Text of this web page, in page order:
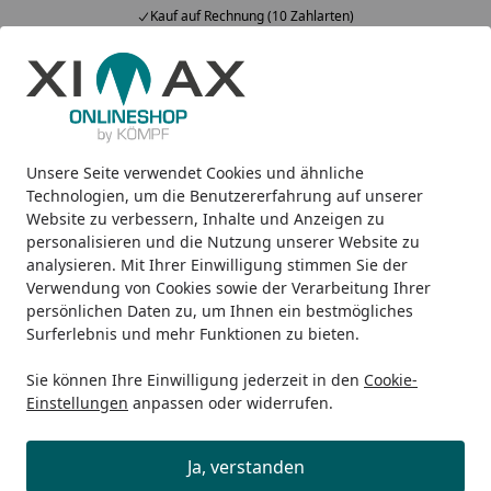
Unsere Seite verwendet Cookies und ähnliche
Technologien, um die Benutzererfahrung auf unserer
Website zu verbessern, Inhalte und Anzeigen zu
personalisieren und die Nutzung unserer Website zu
analysieren. Mit Ihrer Einwilligung stimmen Sie der
Verwendung von Cookies sowie der Verarbeitung Ihrer
persönlichen Daten zu, um Ihnen ein bestmögliches
Surferlebnis und mehr Funktionen zu bieten.
Sie können Ihre Einwilligung jederzeit in den Cookie-
Einstellungen anpassen oder widerrufen.
Ja, verstanden
Kauf auf Rechnung (10 Zahlarten)
Alle Produkte
Mein Konto
Suchen
Startseite
Design-Heizkörper Badheizkörper Ximax Badheizkörper
Ximax Badheizkörper NESTOR